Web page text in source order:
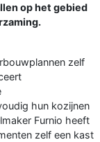
op het gebied
zelf
hun kozijnen
Furnio heeft
zelf een kast